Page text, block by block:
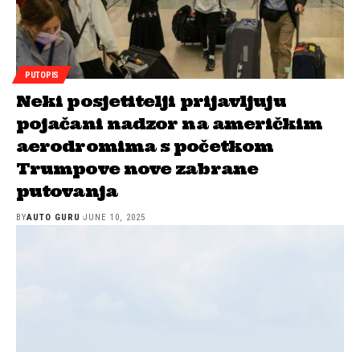
PUTOPIS
Neki posjetitelji prijavljuju
pojačani nadzor na američkim
aerodromima s početkom
Trumpove nove zabrane
putovanja
BYAUTO GURU JUNE 10, 2025